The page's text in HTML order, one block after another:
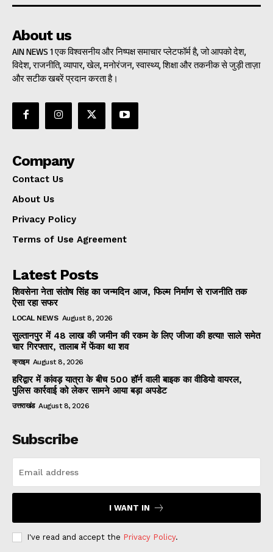
About us
AIN NEWS 1 एक विश्वसनीय और निष्पक्ष समाचार प्लेटफॉर्म है, जो आपको देश,
विदेश, राजनीति, व्यापार, खेल, मनोरंजन, स्वास्थ्य, शिक्षा और तकनीक से जुड़ी ताज़ा
और सटीक खबरें प्रदान करता है।
Company
Contact Us
About Us
Privacy Policy
Terms of Use Agreement
Latest Posts
शिवसेना नेता संतोष सिंह का जन्मदिन आज, फिल्म निर्माण से राजनीति तक
ऐसा रहा सफर
LOCAL NEWS August 8, 2026
सुल्तानपुर में 48 लाख की जमीन की रकम के लिए जीजा की हत्या! साले समेत
चार गिरफ्तार, तालाब में फेंका था शव
क्राइम August 8, 2026
हरिद्वार में कांवड़ यात्रा के बीच 500 हॉर्न वाली बाइक का वीडियो वायरल,
पुलिस कार्रवाई को लेकर सामने आया बड़ा अपडेट
उत्तराखंड August 8, 2026
Subscribe
I WANT IN
I've read and accept the Privacy Policy.